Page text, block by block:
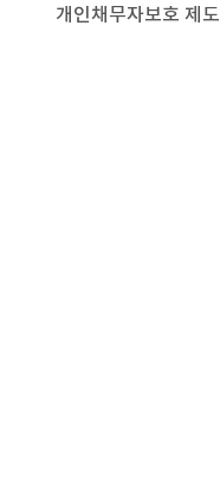
개인채무자보호 제도